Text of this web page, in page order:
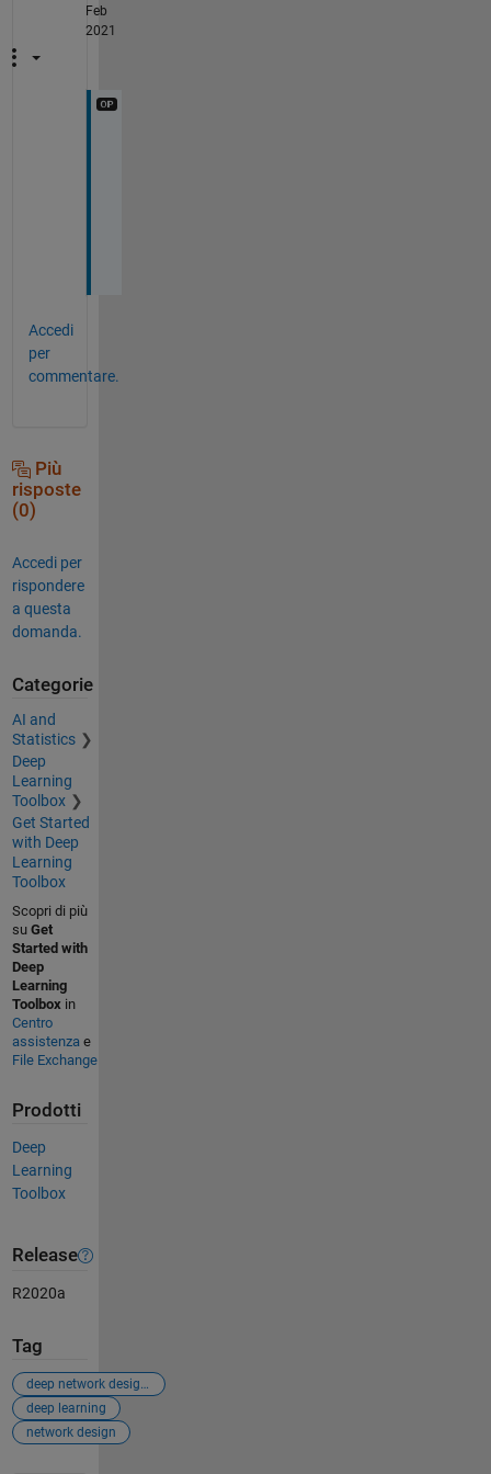
Feb
2021
Accedi
per
commentare.
Più
risposte
(0)
Accedi per
rispondere
a questa
domanda.
Categorie
AI and
Statistics
Deep
Learning
Toolbox
Get Started
with Deep
Learning
Toolbox
Scopri di più
su Get
Started with
Deep
Learning
Toolboxin
Centro
assistenzae
File Exchange
Prodotti
Deep
Learning
Toolbox
Release
R2020a
Tag
deep network designer app
deep learning
network design